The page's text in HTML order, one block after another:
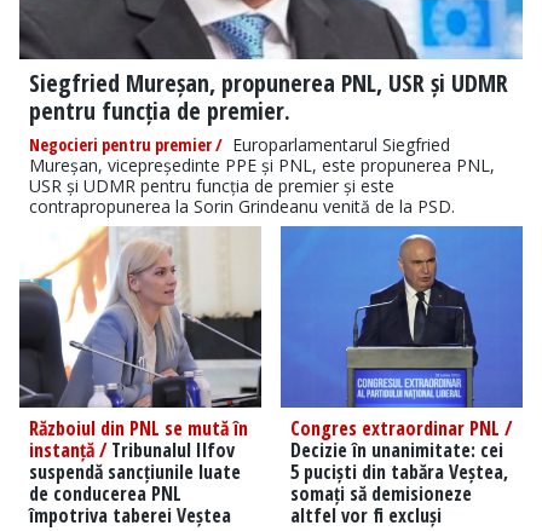
Siegfried Mureșan, propunerea PNL, USR și UDMR
pentru funcția de premier.
Negocieri pentru premier / Europarlamentarul Siegfried
Mureșan, vicepreședinte PPE și PNL, este propunerea PNL,
USR și UDMR pentru funcția de premier și este
contrapropunerea la Sorin Grindeanu venită de la PSD.
Războiul din PNL se mută în
instanță /Tribunalul Ilfov
suspendă sancțiunile luate
de conducerea PNL
împotriva taberei Veștea
Congres extraordinar PNL /
Decizie în unanimitate: cei
5 puciști din tabăra Veștea,
somați să demisioneze
altfel vor fi excluși